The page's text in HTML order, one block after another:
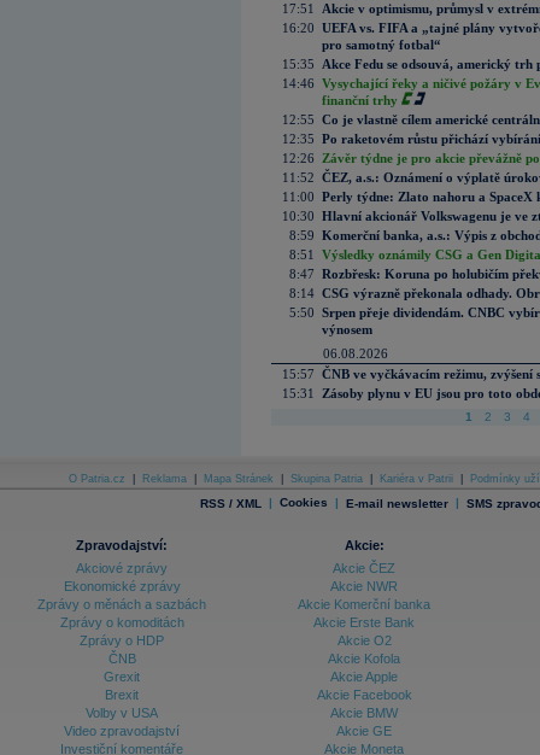
17:51
Akcie v optimismu, průmysl v
16:20 UEFA vs. FIFA a „tajné plány
pro samotný fotbal“
15:35
Akce Fedu se odsouvá, americký
14:46 Vysychající řeky a ničivé požáry v
finanční trhy
12:55 Co je vlastně cílem americké
12:35 Po raketovém růstu přichází
12:26
Závěr týdne je pro akcie převážně
11:52 ČEZ, a.s.: Oznámení o výplatě
11:00 Perly týdne: Zlato nahoru a SpaceX
10:30 Hlavní akcionář Volkswagenu je ve
8:59 Komerční banka, a.s.: Výpis z
8:51
Výsledky oznámily CSG a Gen
8:47 Rozbřesk: Koruna po holubičím
8:14 CSG výrazně překonala odhady.
5:50 Srpen přeje dividendám. CNBC
výnosem
06.08.2026
15:57 ČNB ve vyčkávacím režimu, zvýšení
15:31
Zásoby plynu v EU jsou pro toto
1 2 3 4
O Patria.cz Reklama Mapa Stránek Skupina Patria Kariéra v Patrii Podmínky
RSS / XML | Cookies | E-mail newsletter | SMS
Zpravodajství:
Akciové zprávy
Ekonomické zprávy
Zprávy o měnách a sazbách
Zprávy o komoditách
Zprávy o HDP
ČNB
Grexit
Brexit
Volby v USA
Video zpravodajství
Investiční komentáře
Akcie:
Akcie ČEZ
Akcie NWR
Akcie Komerční banka
Akcie Erste Bank
Akcie O2
Akcie Kofola
Akcie Apple
Akcie Facebook
Akcie BMW
Akcie GE
Akcie Moneta